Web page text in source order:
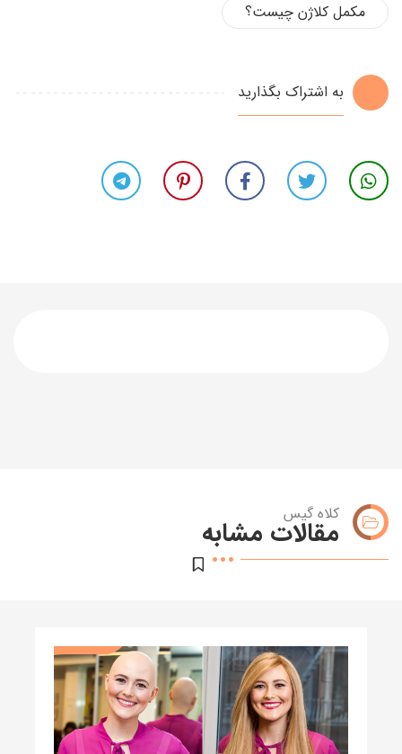
مکمل کلاژن چیست؟
به اشتراک بگذارید
کلاه گیس
مقالات مشابه